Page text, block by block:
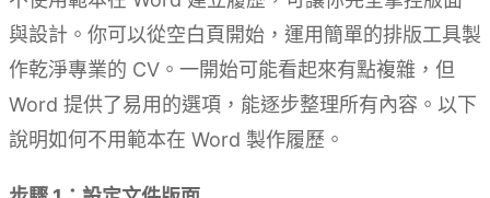
與設計。你可以從空白頁開始，運用簡單的排版工具製
作乾淨專業的 CV。一開始可能看起來有點複雜，但
Word 提供了易用的選項，能逐步整理所有內容。以下
說明如何不用範本在 Word 製作履歷。